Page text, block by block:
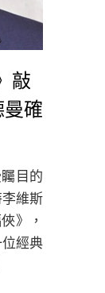
敲
確
目的
維斯
》，
經典